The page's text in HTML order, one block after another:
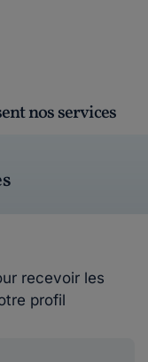
nos services
recevoir les
profil